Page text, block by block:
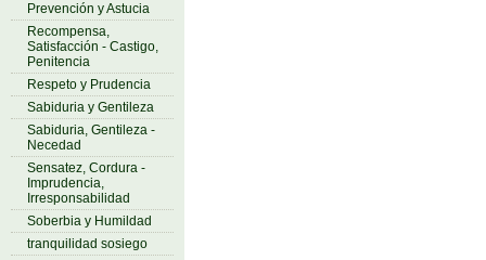
Prevención y Astucia
Recompensa,
Satisfacción - Castigo,
Penitencia
Respeto y Prudencia
Sabiduria y Gentileza
Sabiduria, Gentileza -
Necedad
Sensatez, Cordura -
Imprudencia,
Irresponsabilidad
Soberbia y Humildad
tranquilidad sosiego